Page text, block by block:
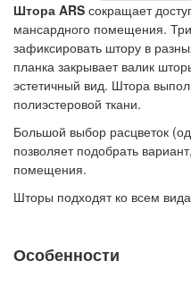
Штора ARS сокращает
мансардного помещения.
зафиксировать штору в
планка закрывает валик
эстетичный вид. Штора
полиэстеровой ткани.
Большой выбор расцветок
позволяет подобрать
помещения.
Шторы подходят ко всем
Особенности